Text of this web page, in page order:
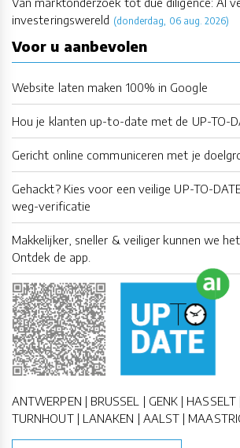
investeringswereld (donderdag, 06 aug. 2026)
Voor u aanbevolen
Website laten maken 100% in Google
Hou je klanten up-to-date met de UP-TO-
Gericht online communiceren met je
Gehackt? Kies voor een veilige UP-TO-
weg-verificatie
Makkelijker, sneller & veiliger kunnen we
Ontdek de app.
ANTWERPEN | BRUSSEL | GENK | HASSELT
TURNHOUT | LANAKEN | AALST |